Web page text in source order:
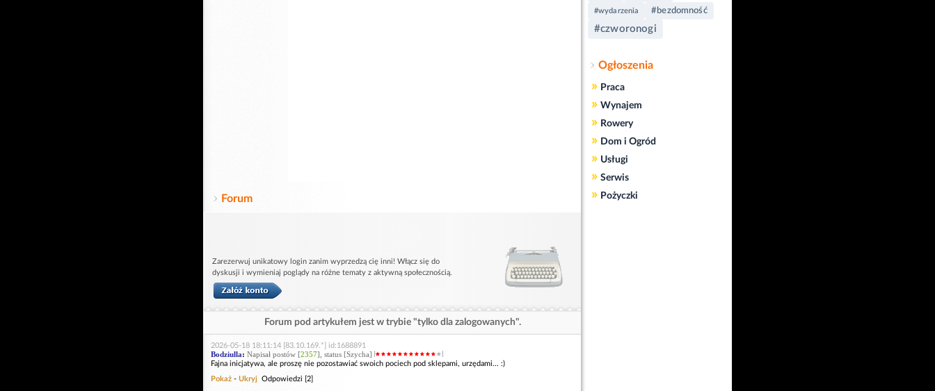
Forum
Zarezerwuj unikatowy login zanim wyprzedzą cię inni! Włącz się do
dyskusji i wymieniaj poglądy na różne tematy z aktywną społecznością.
Forum pod artykułem jest w trybie "tylko dla zalogowanych".
2026-05-18 18:11:14 [83.10.169.*] id:1688891
Bodziulla: Napisał postów [2357], status [Szycha]
Fajna inicjatywa, ale proszę nie pozostawiać swoich pociech pod sklepami, urzędami... :)
Pokaż - Ukryj Odpowiedzi [2]
#wydarzenia #bezdomność
#czworonogi
Ogłoszenia
» Praca
» Wynajem
» Rowery
» Dom i Ogród
» Usługi
» Serwis
» Pożyczki